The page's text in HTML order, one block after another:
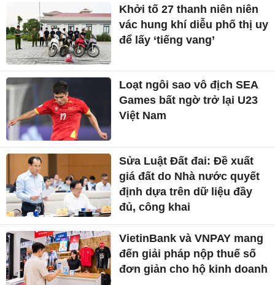
Khởi tố 27 thanh niên niên
vác hung khí diễu phố thị uy
để lấy ‘tiếng vang’
Loạt ngôi sao vô địch SEA
Games bất ngờ trở lại U23
Việt Nam
Sửa Luật Đất đai: Đề xuất
giá đất do Nhà nước quyết
định dựa trên dữ liệu đầy
đủ, công khai
VietinBank và VNPAY mang
đến giải pháp nộp thuế số
đơn giản cho hộ kinh doanh